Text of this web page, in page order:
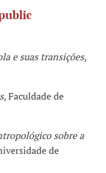
e suas transições,
, Faculdade de
sobre a
de